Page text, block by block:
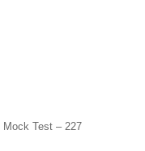
Test – 227